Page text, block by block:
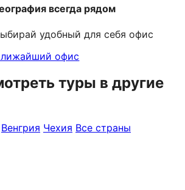
всегда рядом
удобный для себя офис
офис
туры в другие
Венгрия Чехия Все страны